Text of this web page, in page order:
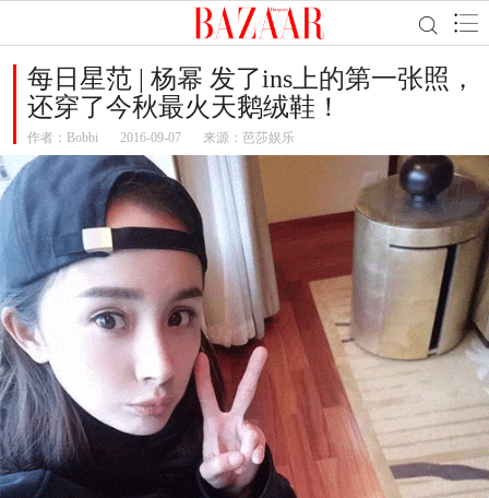
每日星范 | 杨幂 发了ins上的第一张照，
还穿了今秋最火天鹅绒鞋！
作者： Bobbi 2016-09-07 来源：芭莎娱乐